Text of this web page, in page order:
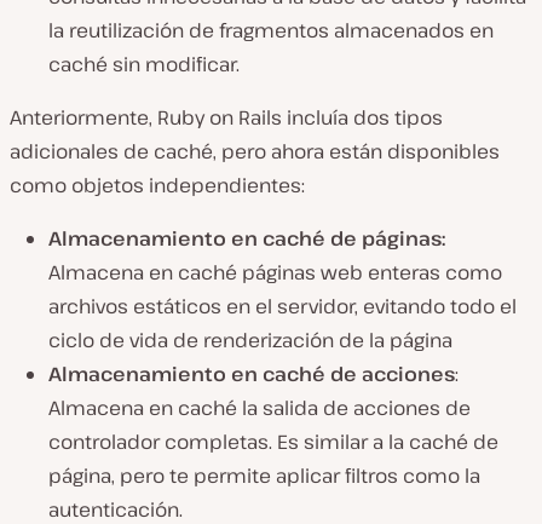
la reutilización de fragmentos almacenados en
caché sin modificar.
Anteriormente, Ruby on Rails incluía dos tipos
adicionales de caché, pero ahora están disponibles
como objetos independientes:
Almacenamiento en caché de páginas:
Almacena en caché páginas web enteras como
archivos estáticos en el servidor, evitando todo el
ciclo de vida de renderización de la página
Almacenamiento en caché de acciones:
Almacena en caché la salida de acciones de
controlador completas. Es similar a la caché de
página, pero te permite aplicar filtros como la
autenticación.